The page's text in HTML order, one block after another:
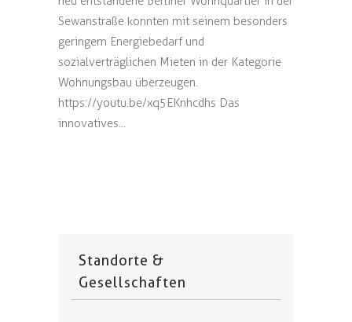
Sewanstraße konnten mit seinem besonders
geringem Energiebedarf und
sozialverträglichen Mieten in der Kategorie
Wohnungsbau überzeugen.
https://youtu.be/xq5EKnhcdhs Das
innovatives...
Standorte &
Gesellschaften